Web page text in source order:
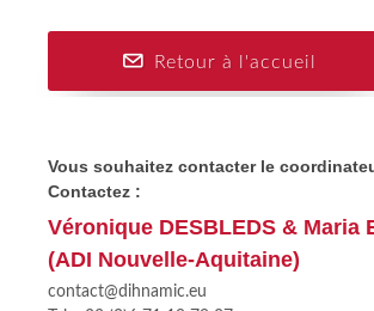
Retour à l'accueil
Vous souhaitez contacter le
Contactez :
Véronique DESBLEDS & Maria
(ADI Nouvelle-Aquitaine)
contact@dihnamic.eu